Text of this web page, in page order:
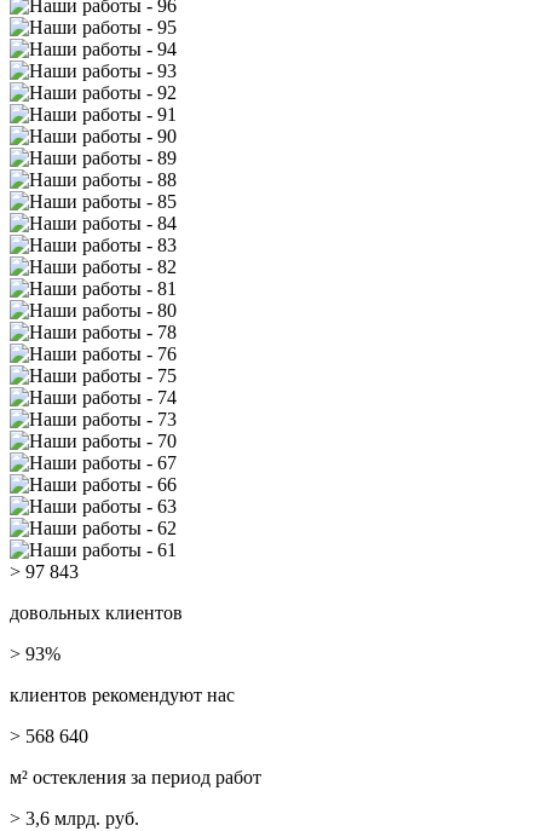
> 97 843
довольных клиентов
> 93%
клиентов рекомендуют нас
> 568 640
м² остекления за период работ
> 3,6 млрд. руб.